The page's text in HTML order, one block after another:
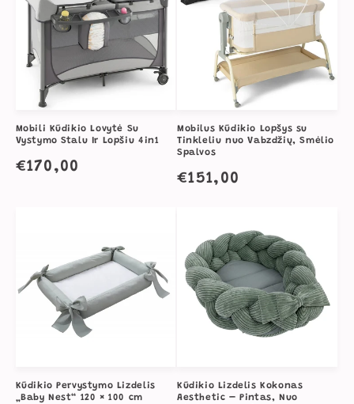
Mobili Kūdikio Lovytė Su
Vystymo Stalu Ir Lopšiu 4in1
Įprasta
€170,00
Mobilus Kūdikio Lopšys su
Tinkleliu nuo Vabzdžių, Smėlio
Spalvos
Įprasta
€151,00
Kūdikio Pervystymo Lizdelis
„Baby Nest“ 120 × 100 cm
Kūdikio Lizdelis Kokonas
Aesthetic – Pintas, Nuo